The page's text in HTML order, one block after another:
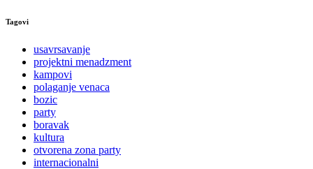
Tagovi
usavrsavanje
projektni menadzment
kampovi
polaganje venaca
bozic
party
boravak
kultura
otvorena zona party
internacionalni